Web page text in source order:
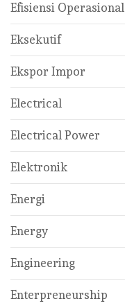
Efisiensi Operasional
Eksekutif
Ekspor Impor
Electrical
Electrical Power
Elektronik
Energi
Energy
Engineering
Enterpreneurship